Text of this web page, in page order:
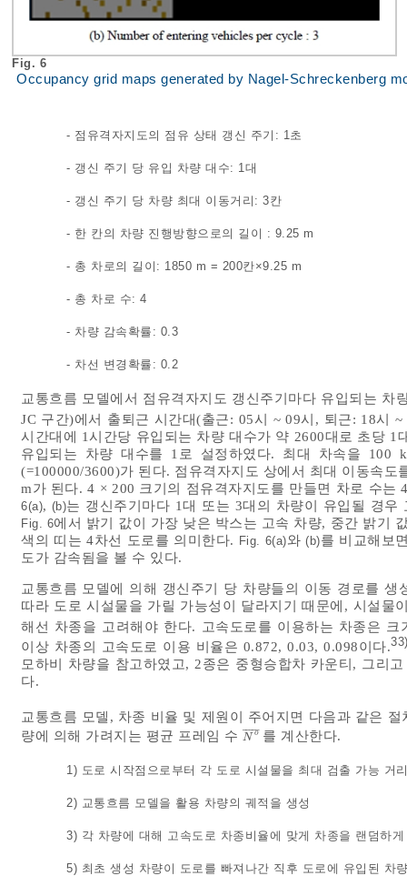
Fig. 6
Occupancy grid maps generated by Nagel-Schreckenberg
- 점유격자지도의 점유 상태 갱신 주기: 1초
- 갱신 주기 당 유입 차량 대수: 1대
- 갱신 주기 당 차량 최대 이동거리: 3칸
- 한 칸의 차량 진행방향으로의 길이 : 9.25 m
- 총 차로의 길이: 1850 m = 200칸×9.25 m
- 총 차로 수: 4
- 차량 감속확률: 0.3
- 차선 변경확률: 0.2
교통흐름 모델에서 점유격자지도 갱신주기마다 유입되는
JC 구간)에서 출퇴근 시간대(출근: 05시 ~ 09시, 퇴근: 18시
시간대에 1시간당 유입되는 차량 대수가 약 2600대로 초당
유입되는 차량 대수를 1로 설정하였다. 최대 차속을 100
(=100000/3600)가 된다. 점유격자지도 상에서 최대 이동속
m가 된다. 4 × 200 크기의 점유격자지도를 만들면 차로 수
6(a), (b)는 갱신주기마다 1대 또는 3대의 차량이 유입될 경
Fig. 6에서 밝기 값이 가장 낮은 박스는 고속 차량, 중간 밝기
색의 띠는 4차선 도로를 의미한다. Fig. 6(a)와(b)를 비교해보
도가 감속됨을 볼 수 있다.
교통흐름 모델에 의해 갱신주기 당 차량들의 이동 경로를
따라 도로 시설물을 가릴 가능성이 달라지기 때문에, 시설물
해선 차종을 고려해야 한다. 고속도로를 이용하는 차종은
이상 차종의 고속도로 이용 비율은 0.872, 0.03, 0.098이다.
모하비 차량을 참고하였고, 2종은 중형승합차 카운티, 그리
다.
교통흐름 모델, 차종 비율 및 제원이 주어지면 다음과 같은
량에 의해 가려지는 평균 프레임 수 N o
¯ ¯
¯¯¯
No¯를 계산한다.
1) 도로 시작점으로부터 각 도로 시설물을 최대 검출 가능 거
2) 교통흐름 모델을 활용 차량의 궤적을 생성
3) 각 차량에 대해 고속도로 차종비율에 맞게 차종을 랜덤하
5) 최초 생성 차량이 도로를 빠져나간 직후 도로에 유입된 차